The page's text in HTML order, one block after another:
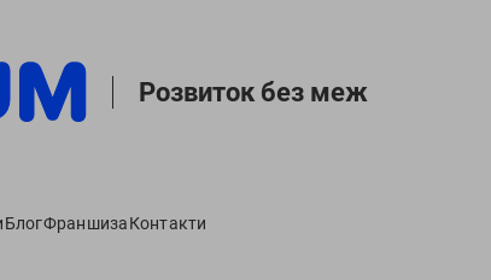
Розвиток без меж
БлогФраншизаКонтакти